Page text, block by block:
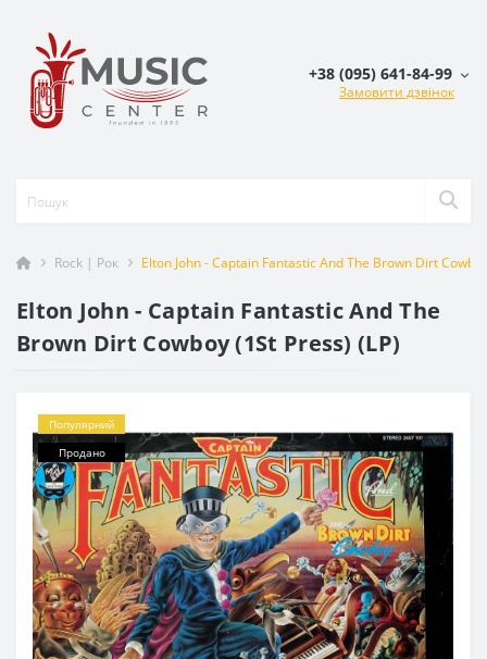
+38 (095) 641-84-99
Замовити дзвінок
Rock | Рок Elton John - Captain Fantastiс And The Brown Dirt
Elton John - Captain Fantastiс And The
Brown Dirt Cowboy (1St Press) (LP)
Популярний
Продано